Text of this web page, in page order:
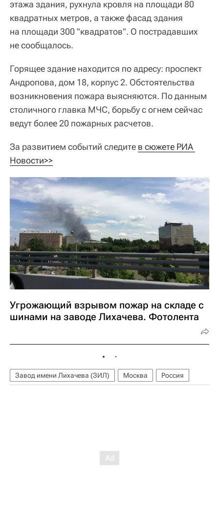
этажа здания, рухнула кровля на площади 80
квадратных метров, а также фасад здания
на площади 300 "квадратов". О пострадавших
не сообщалось.
Горящее здание находится по адресу: проспект
Андропова, дом 18, корпус 2. Обстоятельства
возникновения пожара выясняются. По данным
столичного главка МЧС, борьбу с огнем сейчас
ведут более 20 пожарных расчетов.
За развитием событий следите в сюжете РИА
Новости>>
Угрожающий взрывом пожар на складе с
шинами на заводе Лихачева. Фотолента
Завод имени Лихачева (ЗИЛ) Москва Россия